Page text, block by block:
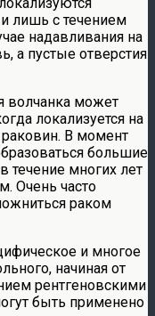
и лишь с течением
надавливания на
а пустые отверстия
волчанка может
локализуется на
В момент
большие
течение многих лет
Очень часто
раком
и многое
начиная от
рентгеновскими
быть применено